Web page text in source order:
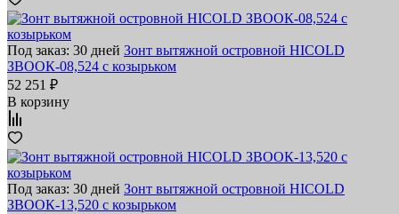
Под заказ: 30 дней Зонт вытяжной островной HICOLD
ЗВООК-08,524 с козырьком
52 251 ₽
В корзину
Под заказ: 30 дней Зонт вытяжной островной HICOLD
ЗВООК-13,520 с козырьком